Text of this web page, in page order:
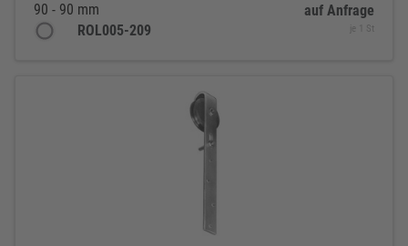
90 - 90 mm
ROL005-209
auf Anfrage
je 1 St